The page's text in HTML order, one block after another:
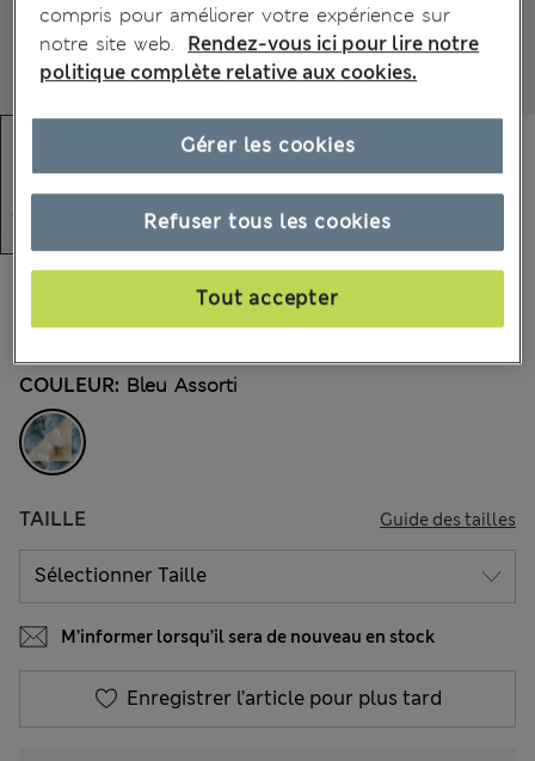
Tous les prix incluent les taxes et les frais de douanes
COULEUR: Bleu Assorti
TAILLE Guide des tailles
M’informer lorsqu’il sera de nouveau en stock
Enregistrer l’article pour plus tard
compris pour améliorer votre expérience sur
notre site web.
Rendez-vous ici pour lire notre
politique complète relative aux cookies.
Refuser tous les cookies
Tout accepter
Gérer les cookies